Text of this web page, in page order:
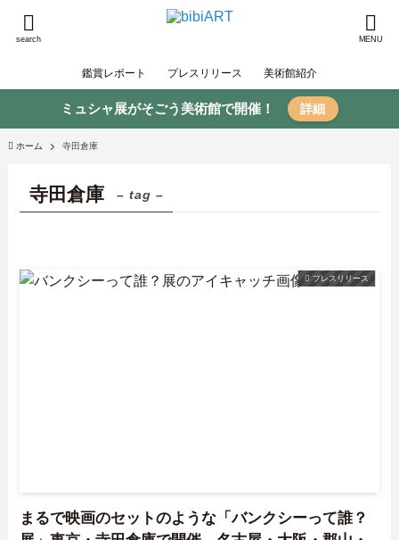
search MENU
鑑賞レポート プレスリリース 美術館紹介
ミュシャ展がそごう美術館で開催！ 詳細
ホーム 寺田倉庫
寺田倉庫 – tag –
プレスリリース
まるで映画のセットのような「バンクシーって誰？